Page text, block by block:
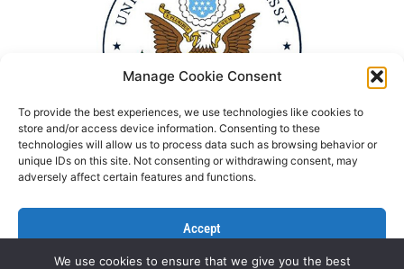
Manage Cookie Consent
To provide the best experiences, we use technologies like cookies to
store and/or access device information. Consenting to these
technologies will allow us to process data such as browsing behavior or
unique IDs on this site. Not consenting or withdrawing consent, may
adversely affect certain features and functions.
Accept
We use cookies to ensure that we give you the best